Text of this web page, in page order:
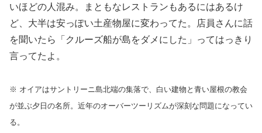
いほどの人混み。まともなレストランもあるにはあるけ
ど、大半は安っぽい土産物屋に変わってた。店員さんに話
を聞いたら「クルーズ船が島をダメにした」ってはっきり
言ってたよ。
※ オイアはサントリーニ島北端の集落で、白い建物と青い屋根の教会
が並ぶ夕日の名所。近年のオーバーツーリズムが深刻な問題になってい
る。